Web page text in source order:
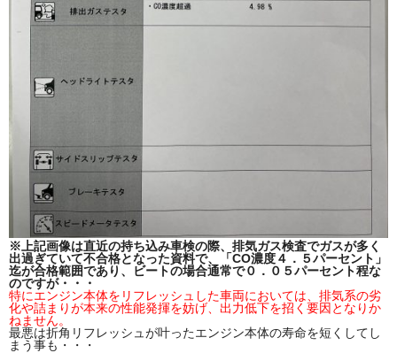
※上記画像は直近の持ち込み車検の際、排気ガス検査でガスが多く
出過ぎていて不合格となった資料で、「CO濃度４．５パーセント」
迄が合格範囲であり、ビートの場合通常で０．０５パーセント程な
のですが・・・
特にエンジン本体をリフレッシュした車両においては、排気系の劣
化や詰まりが本来の性能発揮を妨げ、出力低下を招く要因となりか
ねません。
最悪は折角リフレッシュが叶ったエンジン本体の寿命を短くしてし
まう事も・・・